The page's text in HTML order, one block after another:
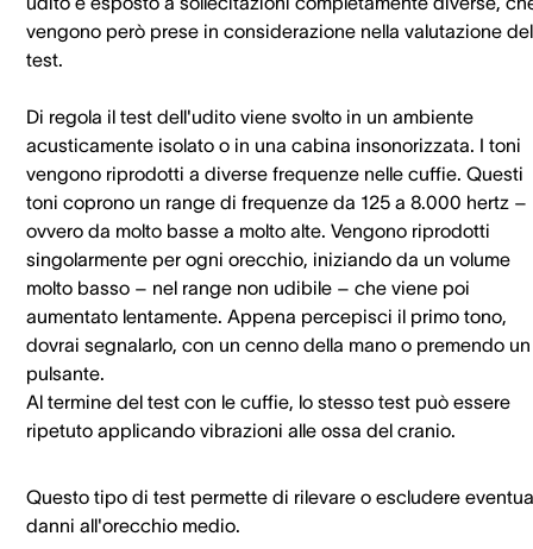
vengono però prese in considerazione nella valutazione del
test.
Di regola il test dell'udito viene svolto in un ambiente
acusticamente isolato o in una cabina insonorizzata. I toni
vengono riprodotti a diverse frequenze nelle cuffie. Questi
toni coprono un range di frequenze da 125 a 8.000 hertz –
ovvero da molto basse a molto alte. Vengono riprodotti
singolarmente per ogni orecchio, iniziando da un volume
molto basso – nel range non udibile – che viene poi
aumentato lentamente. Appena percepisci il primo tono,
dovrai segnalarlo, con un cenno della mano o premendo un
pulsante.
Al termine del test con le cuffie, lo stesso test può essere
ripetuto applicando vibrazioni alle ossa del cranio.
Questo tipo di test permette di rilevare o escludere
danni all'orecchio medio.